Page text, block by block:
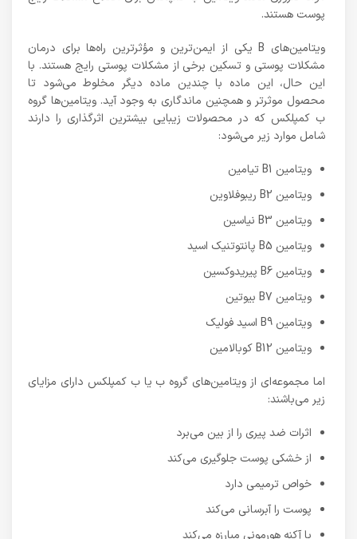
پوست هستند.
ویتامین‌های B یکی از ایمن‌ترین و مؤثرترین راه‌ها برای درمان
مشکلات پوستی و تسکین برخی از مشکلات پوستی رایج هستند. با
این حال، این ماده با چندین ماده دیگر مخلوط می‌شود تا
محصول موثرتر و همچنین ماندگاری به وجود آید. ویتامین‌ها گروه
ب کمپلکس که در محصولات زیبایی بیشترین اثرگذاری را دارند
شامل موارد زیر می‌شود:
ویتامین B1 تیامین
ویتامین B2 ریبوفلاوین
ویتامین B3 نیاسین
ویتامین B5 پانتوتنیک اسید
ویتامین B6 پیریدوکسین
ویتامین B7 بیوتین
ویتامین B9 اسید فولیک
ویتامین B12 کوبالامین
اما مجموعه‌ای از ویتامین‌های گروه ب یا ب کمپلکس دارای مزایای
زیر می‌باشند:
اثرات ضد پیری را از بین می‌برد
از خشکی پوست جلوگیری می‌کند
خواص ترمیمی دارد
پوست را آبرسانی می‌کند
با آکنه هورمونی مبارزه می‌کند